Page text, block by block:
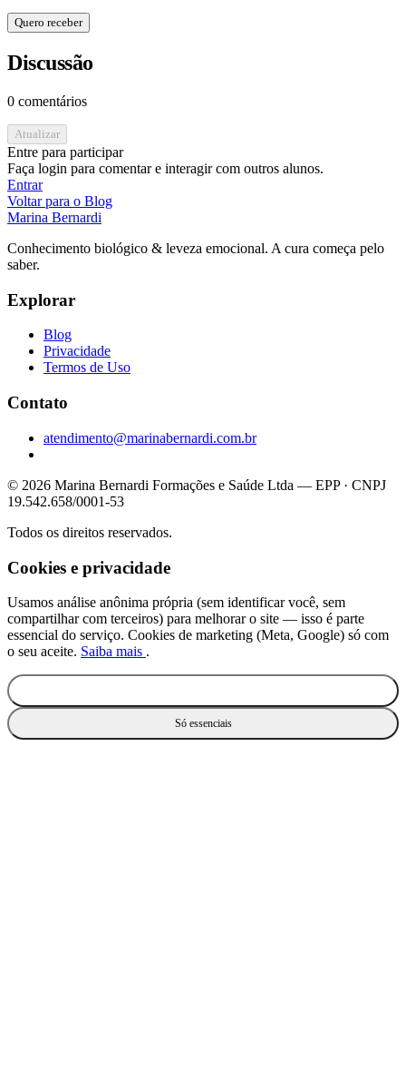
Quero receber
Discussão
0 comentários
Atualizar
Entre para participar
Faça login para comentar e interagir com outros alunos.
Entrar
Voltar para o Blog
Marina Bernardi
Conhecimento biológico & leveza emocional. A cura começa pelo
saber.
Explorar
Blog
Privacidade
Termos de Uso
Contato
atendimento@marinabernardi.com.br
© 2026 Marina Bernardi Formações e Saúde Ltda — EPP · CNPJ
19.542.658/0001-53
Todos os direitos reservados.
Cookies e privacidade
Usamos análise anônima própria (sem identificar você, sem
compartilhar com terceiros) para melhorar o site — isso é parte
essencial do serviço. Cookies de marketing (Meta, Google) só com
o seu aceite. Saiba mais .
Só essenciais